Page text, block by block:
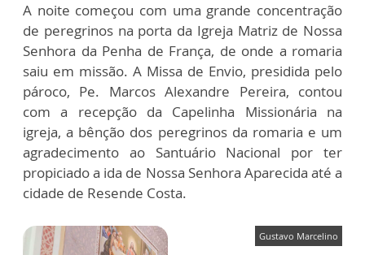
A noite começou com uma grande concentração
de peregrinos na porta da Igreja Matriz de Nossa
Senhora da Penha de França, de onde a romaria
saiu em missão. A Missa de Envio, presidida pelo
pároco, Pe. Marcos Alexandre Pereira, contou
com a recepção da Capelinha Missionária na
igreja, a bênção dos peregrinos da romaria e um
agradecimento ao Santuário Nacional por ter
propiciado a ida de Nossa Senhora Aparecida até a
cidade de Resende Costa.
Gustavo Marcelino